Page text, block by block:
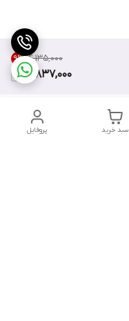
۱۴٬۱۳۵٬۰۰۰ 9%
12,837,000
پروفایل سبد خرید